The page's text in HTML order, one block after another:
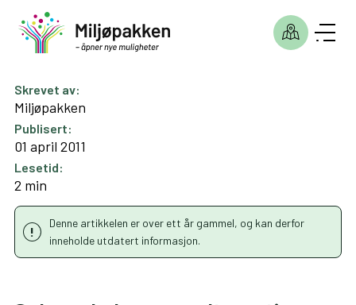
Skrevet av:
Miljøpakken
Publisert:
01 april 2011
Lesetid:
2 min
Denne artikkelen er over ett år gammel, og kan derfor
inneholde utdatert informasjon.